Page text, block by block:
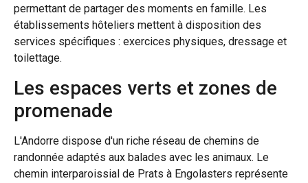
permettant de partager des moments en famille. Les
établissements hôteliers mettent à disposition des
services spécifiques : exercices physiques, dressage et
toilettage.
Les espaces verts et zones de
promenade
L'Andorre dispose d'un riche réseau de chemins de
randonnée adaptés aux balades avec les animaux. Le
chemin interparoissial de Prats à Engolasters représente